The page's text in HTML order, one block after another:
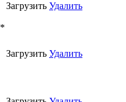
Загрузить Удалить
*
Загрузить Удалить